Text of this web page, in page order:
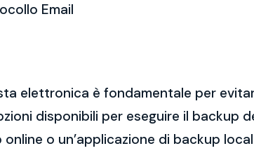
Email
elettronica è fondamentale per
disponibili per eseguire il backup
online o un’applicazione di backup